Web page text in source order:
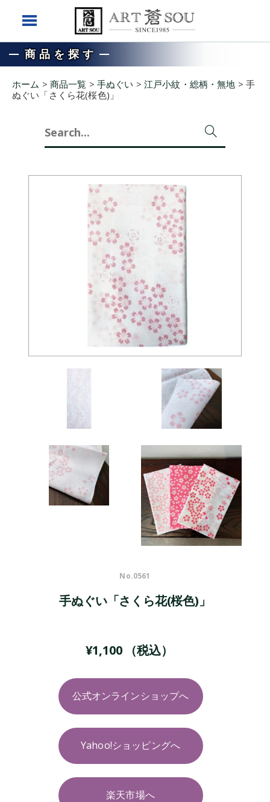
商品を探す
ホーム > 商品一覧 > 手ぬぐい >江戸小紋・総柄・無地 > 手
ぬぐい「さくら花(桜色)」
Search
No.0561
手ぬぐい「さくら花(桜色)」
¥1,100 （税込）
公式オンラインショップへ
Yahoo!ショッピングへ
楽天市場へ